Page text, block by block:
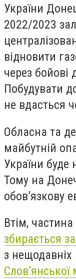
України
2022/2023
відновити
через бойові
Побудувати
не вдасться
Обласна та
майбутній
України буде
Тому на
обов’язкову
Втім,
збирається
з нещодавніх
Слов’янської